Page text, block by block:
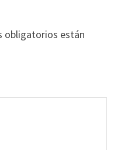
obligatorios están